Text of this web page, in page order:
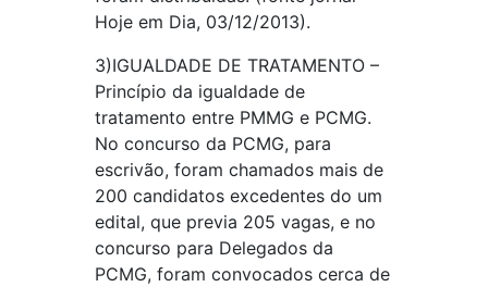
Hoje em Dia, 03/12/2013).
3)IGUALDADE DE TRATAMENTO –
Princípio da igualdade de
tratamento entre PMMG e PCMG.
No concurso da PCMG, para
escrivão, foram chamados mais de
200 candidatos excedentes do um
edital, que previa 205 vagas, e no
concurso para Delegados da
PCMG, foram convocados cerca de